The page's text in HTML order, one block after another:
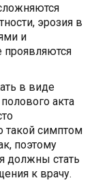
эрозия в
и
в виде
акта
такой симптом
поэтому
должны стать
к врачу.